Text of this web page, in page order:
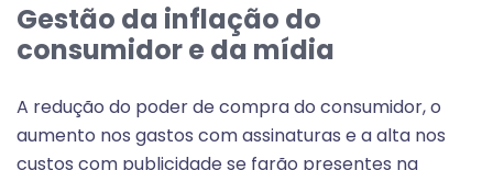
Gestão da inflação do
consumidor e da mídia
A redução do poder de compra do consumidor, o
aumento nos gastos com assinaturas e a alta nos
custos com publicidade se farão presentes na